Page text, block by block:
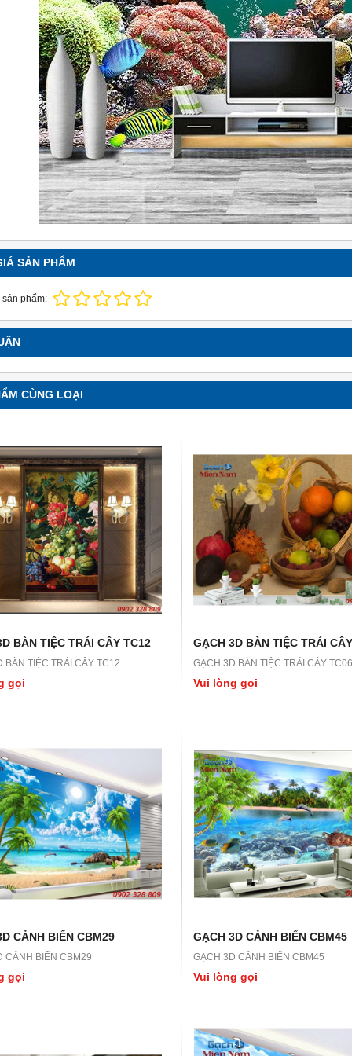
SẢN PHẨM
phẩm:
CÙNG LOẠI
BÀN TIỆC TRÁI CÂY TC12
BÀN TIỆC TRÁI CÂY TC12
gọi
GẠCH 3D BÀN TIỆC TRÁI
GẠCH 3D BÀN TIỆC TRÁI CÂY TC06
Vui lòng gọi
CẢNH BIỂN CBM29
CẢNH BIỂN CBM29
gọi
GẠCH 3D CẢNH BIỂN CBM45
GẠCH 3D CẢNH BIỂN CBM45
Vui lòng gọi